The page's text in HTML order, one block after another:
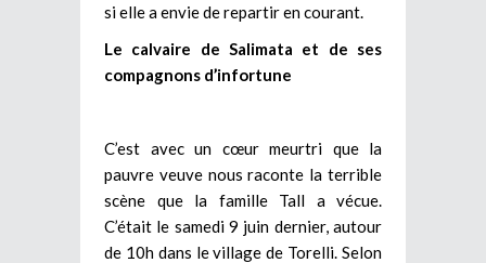
si elle a envie de repartir en courant.
Le calvaire de Salimata et de ses
compagnons d’infortune
C’est avec un cœur meurtri que la
pauvre veuve nous raconte la terrible
scène que la famille Tall a vécue.
C’était le samedi 9 juin dernier, autour
de 10h dans le village de Torelli. Selon